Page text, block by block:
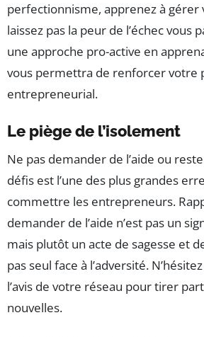
perfectionnisme, apprenez à gérer
laissez pas la peur de l’échec vous
une approche pro-active en
vous permettra de renforcer votre
entrepreneurial.
Le piège de l’isolement
Ne pas demander de l’aide ou
défis est l’une des plus grandes
commettre les entrepreneurs.
demander de l’aide n’est pas un
mais plutôt un acte de sagesse et
pas seul face à l’adversité.
l’avis de votre réseau pour tirer
nouvelles.